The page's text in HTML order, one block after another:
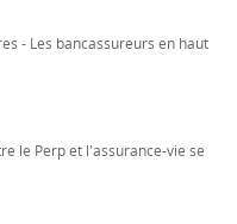
- Les bancassureurs en haut
le Perp et l'assurance-vie se